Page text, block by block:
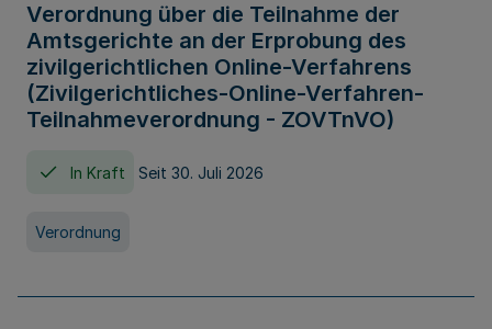
Verordnung über die Teilnahme der
Amtsgerichte an der Erprobung des
zivilgerichtlichen Online-Verfahrens
(Zivilgerichtliches-Online-Verfahren-
Teilnahmeverordnung - ZOVTnVO)
In Kraft Seit 30. Juli 2026
Verordnung